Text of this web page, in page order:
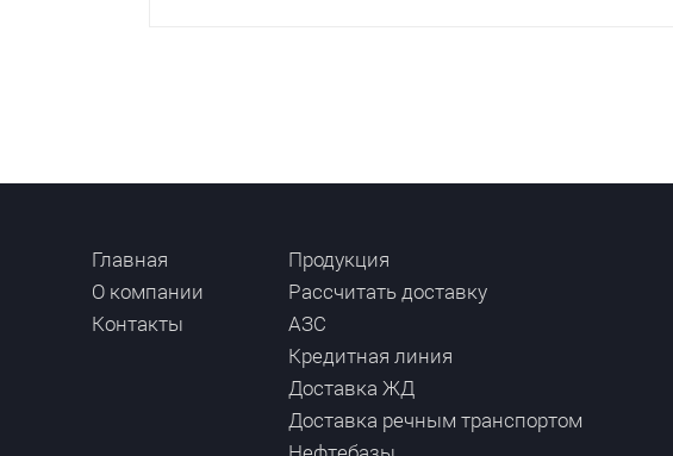
Главная
О компании
Контакты
Продукция
Рассчитать доставку
АЗС
Кредитная линия
Доставка ЖД
Доставка речным транспортом